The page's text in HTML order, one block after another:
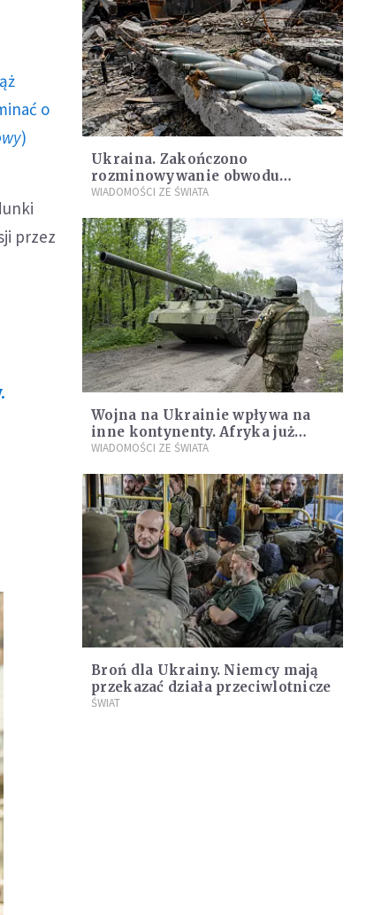
o
)
przez
Ukraina. Zakończono
rozminowywanie obwodu
kijowskiego
WIADOMOŚCI ZE ŚWIATA
Wojna na Ukrainie wpływa na
inne kontynenty. Afryka już
odczuwa jej skutki
WIADOMOŚCI ZE ŚWIATA
Broń dla Ukrainy. Niemcy mają
przekazać działa przeciwlotnicze
ŚWIAT